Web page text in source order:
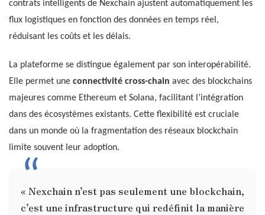
contrats intelligents de Nexchain ajustent automatiquement les
flux logistiques en fonction des données en temps réel,
réduisant les coûts et les délais.
La plateforme se distingue également par son interopérabilité.
Elle permet une connectivité cross-chain avec des blockchains
majeures comme Ethereum et Solana, facilitant l’intégration
dans des écosystèmes existants. Cette flexibilité est cruciale
dans un monde où la fragmentation des réseaux blockchain
limite souvent leur adoption.
« Nexchain n’est pas seulement une blockchain,
c’est une infrastructure qui redéfinit la manière